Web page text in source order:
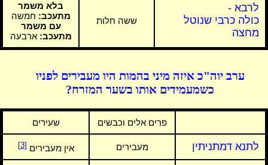
לרבא -
כולה כרבי שנוטל
מחצה
ששה חלות
בלא משמר
מתעכב: חמשה
עם משמר
מתעכב: ארבעה
ערב יוה"כ איזה מיני בהמות היו מעבירים לפניו
כשמעמידים אותו בשער המזרח?
פרים אלים וכבשים שעירים
לתנא דמתניתין מעבירים אין מעבירים[3]